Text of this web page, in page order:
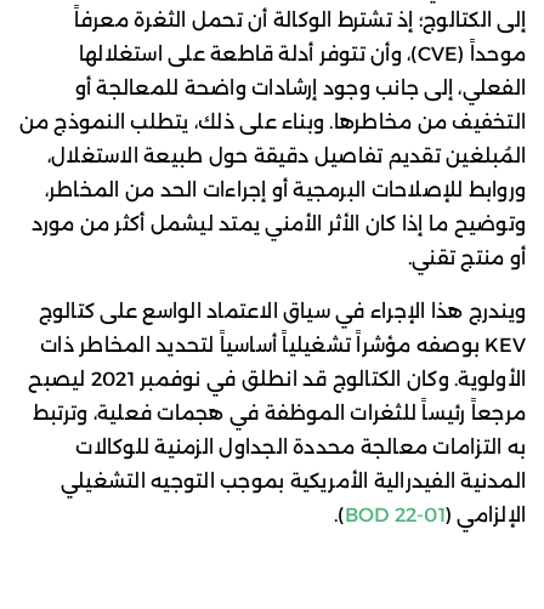
إلى الكتالوج؛ إذ تشترط الوكالة أن تحمل الثغرة معرفاً
موحداً (CVE)، وأن تتوفر أدلة قاطعة على استغلالها
الفعلي، إلى جانب وجود إرشادات واضحة للمعالجة أو
التخفيف من مخاطرها. وبناء على ذلك، يتطلب النموذج من
المُبلغين تقديم تفاصيل دقيقة حول طبيعة الاستغلال،
وروابط للإصلاحات البرمجية أو إجراءات الحد من المخاطر،
وتوضيح ما إذا كان الأثر الأمني يمتد ليشمل أكثر من مورد
أو منتج تقني.
ويندرج هذا الإجراء في سياق الاعتماد الواسع على كتالوج
KEV بوصفه مؤشراً تشغيلياً أساسياً لتحديد المخاطر ذات
الأولوية. وكان الكتالوج قد انطلق في نوفمبر 2021 ليصبح
مرجعاً رئيساً للثغرات الموظفة في هجمات فعلية، وترتبط
به التزامات معالجة محددة الجداول الزمنية للوكالات
المدنية الفيدرالية الأمريكية بموجب التوجيه التشغيلي
الإلزامي (BOD 22-01
).